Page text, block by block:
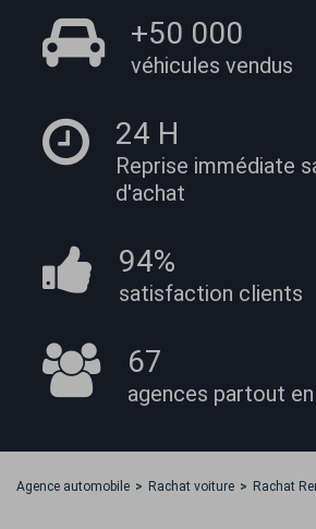
+50 000
véhicules vendus
24 H
Reprise immédiate
d'achat
94%
satisfaction clients
67
agences partout
Agence automobile Rachat voiture Rachat